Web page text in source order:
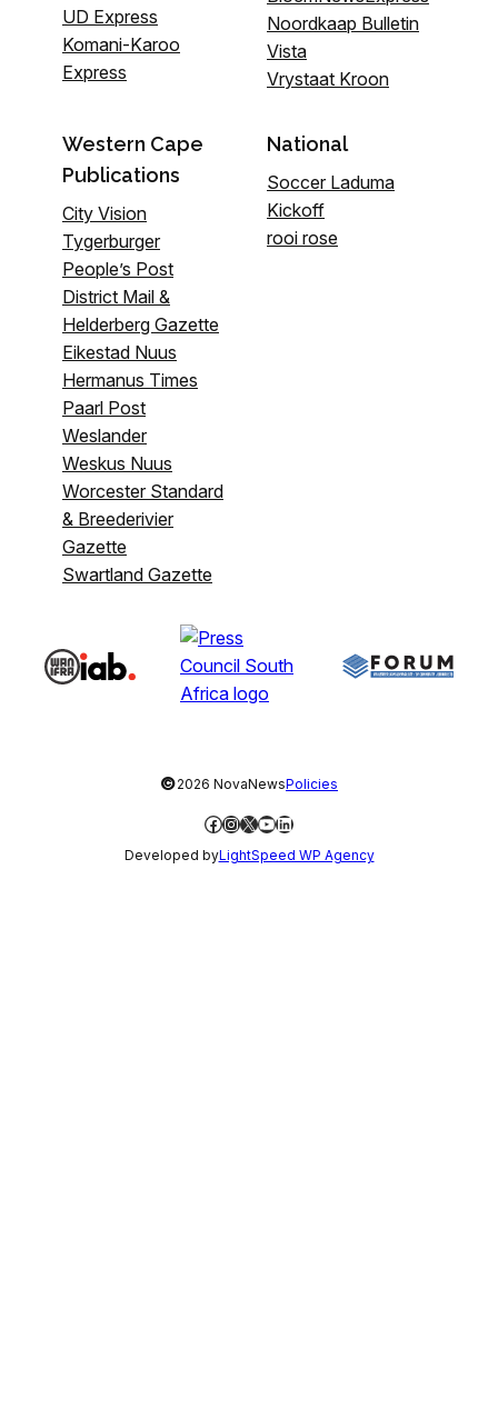
UD Express
Komani-Karoo
Express
Noordkaap Bulletin
Vista
Vrystaat Kroon
Western Cape
Publications
City Vision
Tygerburger
People’s Post
District Mail &
Helderberg Gazette
Eikestad Nuus
Hermanus Times
Paarl Post
Weslander
Weskus Nuus
Worcester Standard
& Breederivier
Gazette
Swartland Gazette
National
Soccer Laduma
Kickoff
rooi rose
©2026 NovaNewsPolicies
Facebook
Instagram
X YouTube
LinkedIn
Developed byLightSpeed WP Agency